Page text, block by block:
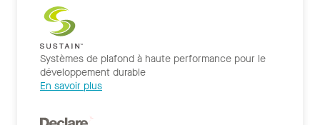
Systèmes de plafond à haute performance pour le
développement durable
En savoir plus